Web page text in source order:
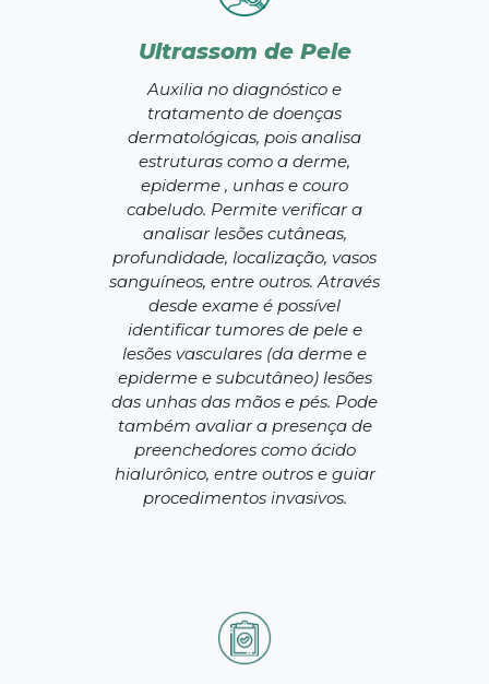
Ultrassom de Pele
Auxilia no diagnóstico e
tratamento de doenças
dermatológicas, pois analisa
estruturas como a derme,
epiderme , unhas e couro
cabeludo. Permite verificar a
analisar lesões cutâneas,
profundidade, localização, vasos
sanguíneos, entre outros. Através
desde exame é possível
identificar tumores de pele e
lesões vasculares (da derme e
epiderme e subcutâneo) lesões
das unhas das mãos e pés. Pode
também avaliar a presença de
preenchedores como ácido
hialurônico, entre outros e guiar
procedimentos invasivos.